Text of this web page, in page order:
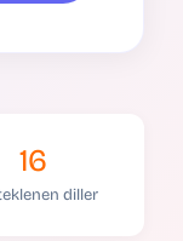
16
diller